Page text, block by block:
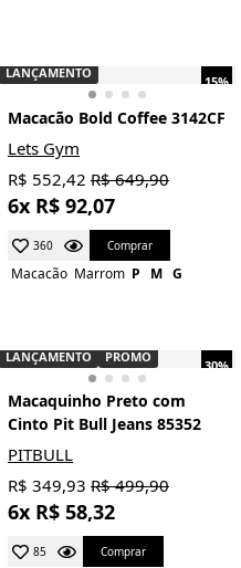
15%
LANÇAMENTO
Macacão Bold Coffee 3142CF
Lets Gym
R$ 552,42 R$ 649,90
6x R$ 92,07
360 Comprar
Macacão Marrom P M G
30%
LANÇAMENTO PROMO
Macaquinho Preto com
Cinto Pit Bull Jeans 85352
PITBULL
R$ 349,93 R$ 499,90
6x R$ 58,32
85 Comprar